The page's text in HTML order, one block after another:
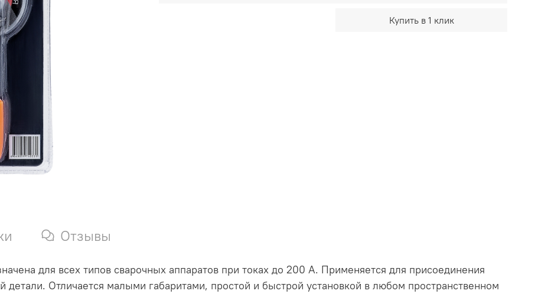
Купить в 1 клик
Отзывы
для всех типов сварочных аппаратов при токах до 200 А. Применяется для присоединения
детали. Отличается малыми габаритами, простой и быстрой установкой в любом пространственном